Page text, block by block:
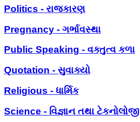
Politics - રાજકારણ
Pregnancy - ગર્ભાવસ્થા
Public Speaking - વક્તુત્વ કળા
Quotation - સુવાક્યો
Religious - ધાર્મિક
Science - વિજ્ઞાન તથા ટેકનોલોજી